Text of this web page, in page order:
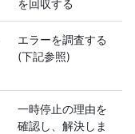
を回収する
エラーを調査する
(下記参照)
一時停止の理由を
確認し、解決しま